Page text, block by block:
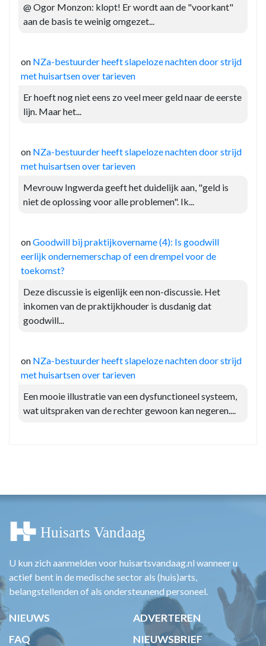
@ Ogor Monzon: klopt! Er wordt aan de "voorkant"
aan de basis te weinig omgezet...
on NZa-bestuurder heeft slapeloze nachten door strijd
met huisartsen over tarieven
Er hoeft nog niet eens zo veel meer geld naar de eerste
lijn. Maar het...
on NZa-bestuurder heeft slapeloze nachten door strijd
met huisartsen over tarieven
Mevrouw Ingwerda geeft het duidelijk aan, "geld is
niet de oplossing voor alle problemen". Ik...
onGoodwill bij praktijkovername (4): Is goodwill
eerlijk ondernemerschap of een drempel voor de
toekomst?
Deze discussie is eigenlijk een non-discussie. Het
inkomen van de praktijkhouder is dusdanig dat
goodwill...
on NZa-bestuurder heeft slapeloze nachten door strijd
met huisartsen over tarieven
Een mooie illustratie van een dysfunctioneel systeem,
wat uitspraken van de rechter gewoon kan negeren....
U kun zich aanmelden voor huisartsvandaag.nl wanneer u
actief bent in de medische sector als (huis)arts,
belangstellenden of als ondersteunend personeel.
NIEUWS
ADVERTEREN
FAQ
NIEUWSBRIEF